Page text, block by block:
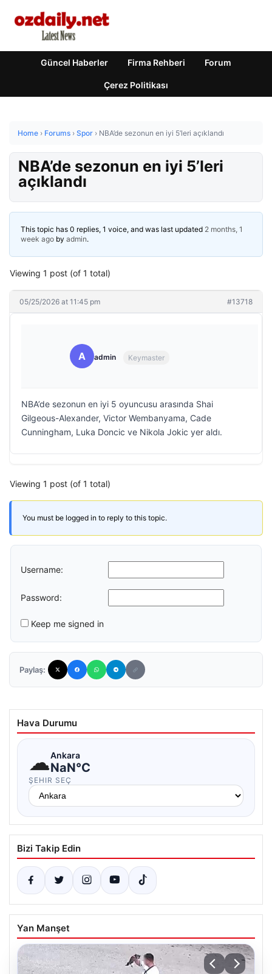
Güncel Haberler Firma Rehberi Forum
Çerez Politikası
Home › Forums › Spor › NBA’de sezonun en iyi 5’leri açıklandı
NBA’de sezonun en iyi 5’leri
açıklandı
This topic has 0 replies, 1 voice, and was last updated 2 months, 1
week ago by admin.
Viewing 1 post (of 1 total)
05/25/2026 at 11:45 pm #13718
A admin Keymaster
NBA’de sezonun en iyi 5 oyuncusu arasında Shai
Gilgeous-Alexander, Victor Wembanyama, Cade
Cunningham, Luka Doncic ve Nikola Jokic yer aldı.
Viewing 1 post (of 1 total)
You must be logged in to reply to this topic.
Username:
Password:
Keep me signed in
Paylaş:
Hava Durumu
☁Ankara
NaN°C
ŞEHIR SEÇ
Bizi Takip Edin
Yan Manşet